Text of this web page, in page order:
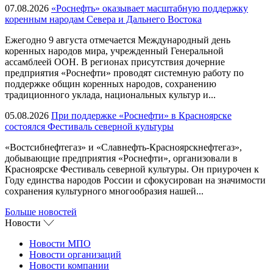
07.08.2026 «Роснефть» оказывает масштабную поддержку
коренным народам Севера и Дальнего Востока
Ежегодно 9 августа отмечается Международный день
коренных народов мира, учрежденный Генеральной
ассамблеей ООН. В регионах присутствия дочерние
предприятия «Роснефти» проводят системную работу по
поддержке общин коренных народов, сохранению
традиционного уклада, национальных культур и...
05.08.2026 При поддержке «Роснефти» в Красноярске
состоялся Фестиваль северной культуры
«Востсибнефтегаз» и «Славнефть-Красноярскнефтегаз»,
добывающие предприятия «Роснефти», организовали в
Красноярске Фестиваль северной культуры. Он приурочен к
Году единства народов России и сфокусирован на значимости
сохранения культурного многообразия нашей...
Больше новостей
Новости
Новости МПО
Новости организаций
Новости компании